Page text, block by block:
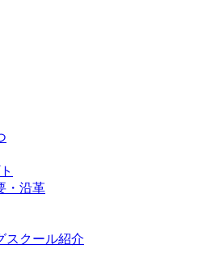
・沿革
スクール紹介